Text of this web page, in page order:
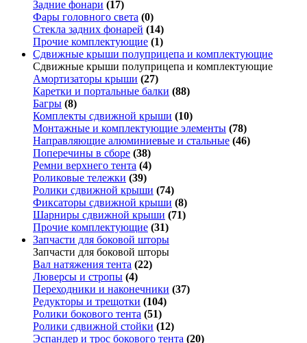
Задние фонари (17)
Фары головного света (0)
Стекла задних фонарей (14)
Прочие комплектующие (1)
Сдвижные крыши полуприцепа и комплектующие
Сдвижные крыши полуприцепа и комплектующие
Амортизаторы крыши (27)
Каретки и портальные балки (88)
Багры (8)
Комплекты сдвижной крыши (10)
Монтажные и комплектующие элементы (78)
Направляющие алюминиевые и стальные (46)
Поперечины в сборе (38)
Ремни верхнего тента (4)
Роликовые тележки (39)
Ролики сдвижной крыши (74)
Фиксаторы сдвижной крыши (8)
Шарниры сдвижной крыши (71)
Прочие комплектующие (31)
Запчасти для боковой шторы
Запчасти для боковой шторы
Вал натяжения тента (22)
Люверсы и стропы (4)
Переходники и наконечники (37)
Редукторы и трещотки (104)
Ролики бокового тента (51)
Ролики сдвижной стойки (12)
Эспандер и трос бокового тента (20)